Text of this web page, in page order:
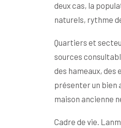
deux cas, la
naturels, rythme
Quartiers et
sources
des hameaux,
présenter un bien
maison ancienne
Cadre de vie.